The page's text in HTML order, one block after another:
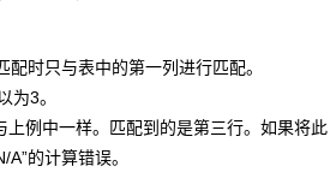
时只与表中的第一列进行匹配。
为3。
例中一样。匹配到的是第三行。如果将此
的计算错误。